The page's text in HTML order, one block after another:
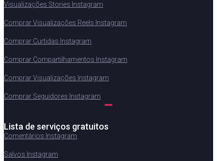
Visualizações Stories Instagram
Comprar Visualizações Reels Instagram
Comprar Curtidas Instagram
Comprar Compartilhamentos Instagram
Comprar Visualizações Instagram
Comprar Seguidores Instagram
Lista de serviços gratuitos
Comentários Instagram
Salvos Instagram